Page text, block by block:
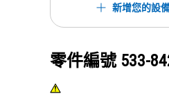
新增您的設
零件編號 533-